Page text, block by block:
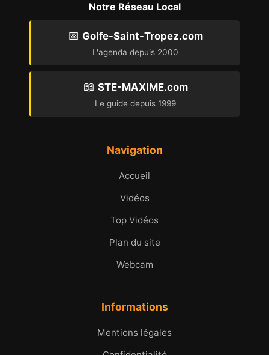
Notre Réseau Local
📅 Golfe-Saint-Tropez.com
L'agenda depuis 2000
📖 STE-MAXIME.com
Le guide depuis 1999
Navigation
Accueil
Vidéos
Top Vidéos
Plan du site
Webcam
Informations
Mentions légales